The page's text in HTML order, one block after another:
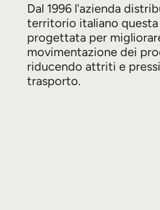
Dal 1996 l'azienda
territorio italiano
progettata per
movimentazione dei
riducendo attriti e
trasporto.